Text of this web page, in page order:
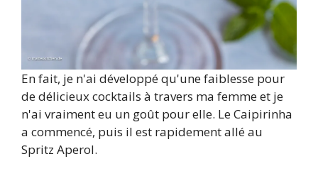
En fait, je n'ai développé qu'une faiblesse pour
de délicieux cocktails à travers ma femme et je
n'ai vraiment eu un goût pour elle. Le Caipirinha
a commencé, puis il est rapidement allé au
Spritz Aperol.